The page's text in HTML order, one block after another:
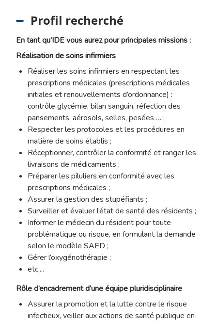
Profil recherché
En tant qu'IDE vous aurez pour principales missions :
Réalisation de soins infirmiers
Réaliser les soins infirmiers en respectant les
prescriptions médicales (prescriptions médicales
initiales et renouvellements d’ordonnance) :
contrôle glycémie, bilan sanguin, réfection des
pansements, aérosols, selles, pesées … ;
Respecter les protocoles et les procédures en
matière de soins établis ;
Réceptionner, contrôler la conformité et ranger les
livraisons de médicaments ;
Préparer les piluliers en conformité avec les
prescriptions médicales ;
Assurer la gestion des stupéfiants ;
Surveiller et évaluer l’état de santé des résidents ;
Informer le médecin du résident pour toute
problématique ou risque, en formulant la demande
selon le modèle SAED ;
Gérer l’oxygénothérapie ;
etc,...
Rôle d’encadrement d’une équipe pluridisciplinaire
Assurer la promotion et la lutte contre le risque
infectieux, veiller aux actions de santé publique en